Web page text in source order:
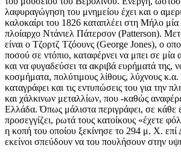
λαφυραγώγηση του μνημείου έχει και ο
καλοκαίρι του 1826 καταπλέει στη Μήλο
πλοίαρχο Ντάνιελ Πάτερσον (Patterson).
είναι ο Τζορτζ Τζόουνς (George Jones), ο
ποσού σε ντόπιο, καταφέρνει να μπει σε μία
και να φυγαδεύσει τα ακριβά ευρήματά της,
κοσμήματα, πολύτιμους λίθους, λύχνους
καταγράφει και τις εντυπώσεις του για την
και χάλκινων μεταλλίων, που -καθώς
Ελλάδα. Όπως μάλιστα περιγράφει, σε κάθε
προσεγγίζει, ρωτά τους κατοίκους «έχετε
η κοπή του οποίου ξεκίνησε το 294 μ. Χ. επί
εκείνοι σπεύδουν να του πουλήσουν στην